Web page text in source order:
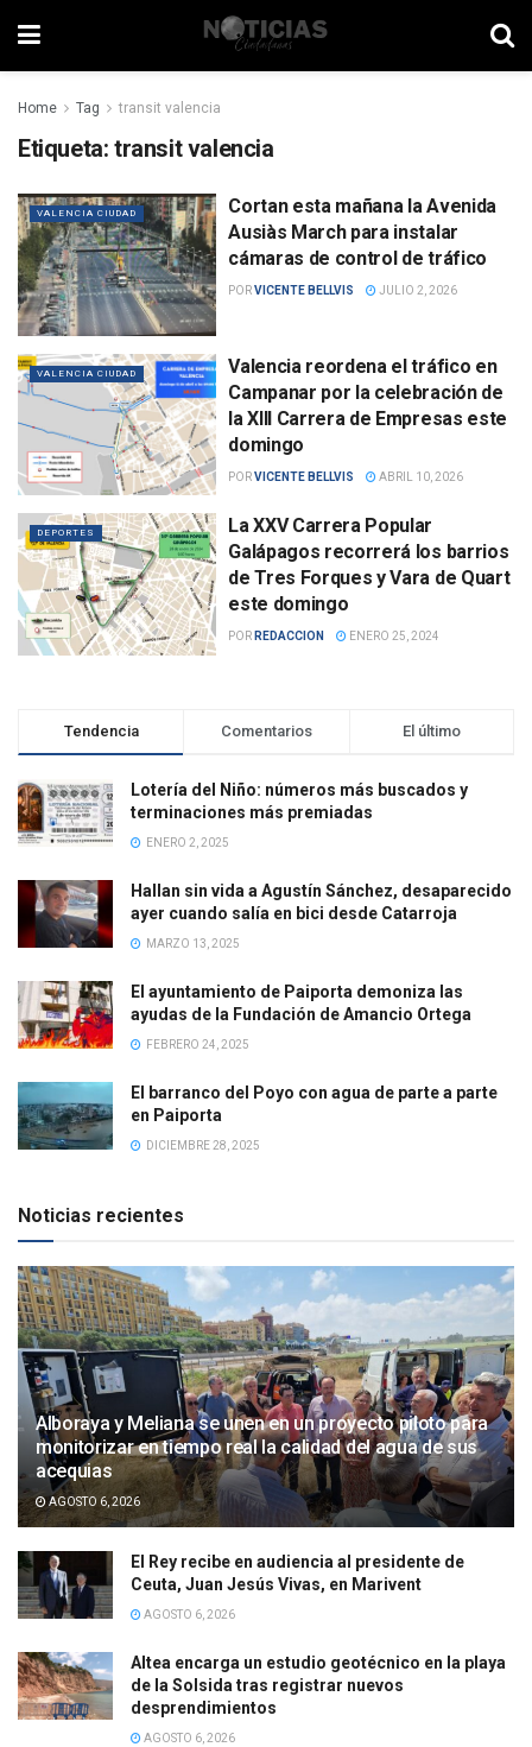
Home Tag transit valencia
Etiqueta: transit valencia
VALENCIA CIUDAD
Cortan esta mañana la Avenida
Ausiàs March para instalar
cámaras de control de tráfico
PORVICENTE BELLVIS JULIO 2, 2026
VALENCIA CIUDAD
Valencia reordena el tráfico en
Campanar por la celebración de
la XIII Carrera de Empresas este
domingo
PORVICENTE BELLVIS ABRIL 10, 2026
DEPORTES
La XXV Carrera Popular
Galápagos recorrerá los barrios
de Tres Forques y Vara de Quart
este domingo
POR REDACCION ENERO 25, 2024
Tendencia Comentarios El último
Lotería del Niño: números más buscados y
terminaciones más premiadas
ENERO 2, 2025
Hallan sin vida a Agustín Sánchez, desaparecido
ayer cuando salía en bici desde Catarroja
MARZO 13, 2025
El ayuntamiento de Paiporta demoniza las
ayudas de la Fundación de Amancio Ortega
FEBRERO 24, 2025
El barranco del Poyo con agua de parte a parte
en Paiporta
DICIEMBRE 28, 2025
Noticias recientes
Alboraya y Meliana se unen en un proyecto piloto para
monitorizar en tiempo real la calidad del agua de sus
acequias
AGOSTO 6, 2026
El Rey recibe en audiencia al presidente de
Ceuta, Juan Jesús Vivas, en Marivent
AGOSTO 6, 2026
Altea encarga un estudio geotécnico en la playa
de la Solsida tras registrar nuevos
desprendimientos
AGOSTO 6, 2026